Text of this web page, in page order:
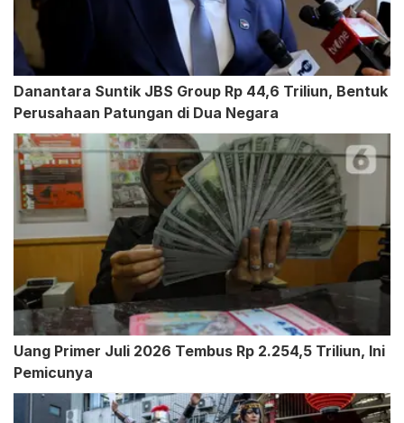
Danantara Suntik JBS Group Rp 44,6 Triliun, Bentuk
Perusahaan Patungan di Dua Negara
Uang Primer Juli 2026 Tembus Rp 2.254,5 Triliun, Ini
Pemicunya